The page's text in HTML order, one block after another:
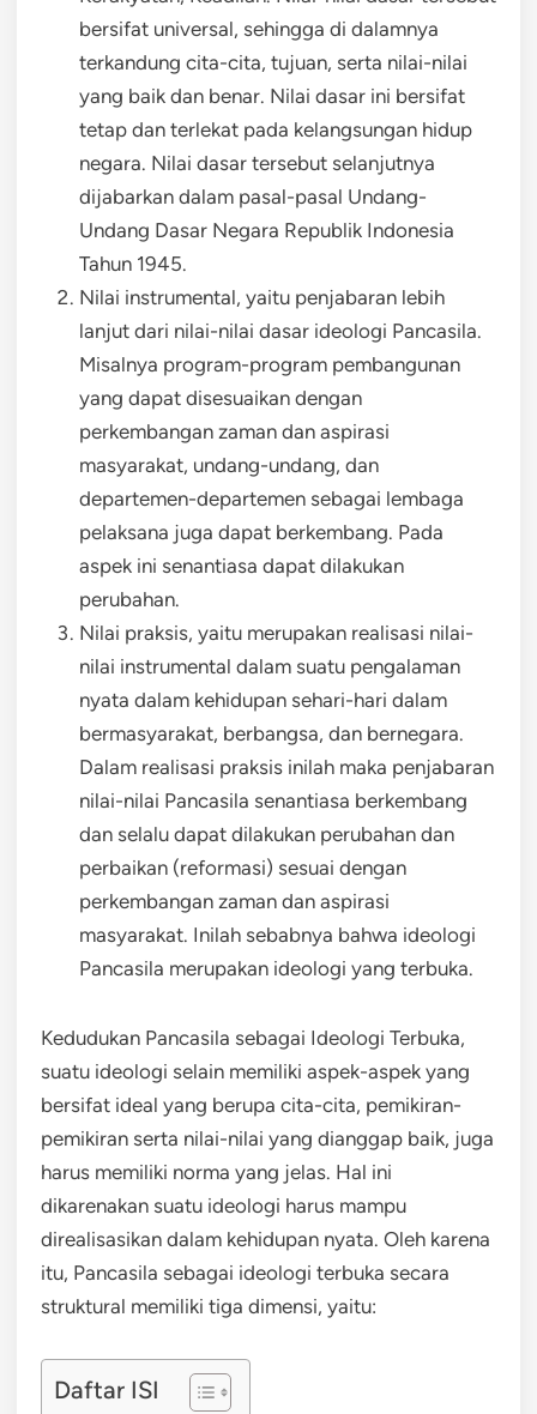
bersifat universal, sehingga di dalamnya
terkandung cita-cita, tujuan, serta nilai-nilai
yang baik dan benar. Nilai dasar ini bersifat
tetap dan terlekat pada kelangsungan hidup
negara. Nilai dasar tersebut selanjutnya
dijabarkan dalam pasal-pasal Undang-
Undang Dasar Negara Republik Indonesia
Tahun 1945.
Nilai instrumental, yaitu penjabaran lebih
lanjut dari nilai-nilai dasar ideologi Pancasila.
Misalnya program-program pembangunan
yang dapat disesuaikan dengan
perkembangan zaman dan aspirasi
masyarakat, undang-undang, dan
departemen-departemen sebagai lembaga
pelaksana juga dapat berkembang. Pada
aspek ini senantiasa dapat dilakukan
perubahan.
Nilai praksis, yaitu merupakan realisasi nilai-
nilai instrumental dalam suatu pengalaman
nyata dalam kehidupan sehari-hari dalam
bermasyarakat, berbangsa, dan bernegara.
Dalam realisasi praksis inilah maka penjabaran
nilai-nilai Pancasila senantiasa berkembang
dan selalu dapat dilakukan perubahan dan
perbaikan (reformasi) sesuai dengan
perkembangan zaman dan aspirasi
masyarakat. Inilah sebabnya bahwa ideologi
Pancasila merupakan ideologi yang terbuka.
Kedudukan Pancasila sebagai Ideologi Terbuka,
suatu ideologi selain memiliki aspek-aspek yang
bersifat ideal yang berupa cita-cita, pemikiran-
pemikiran serta nilai-nilai yang dianggap baik, juga
harus memiliki norma yang jelas. Hal ini
dikarenakan suatu ideologi harus mampu
direalisasikan dalam kehidupan nyata. Oleh karena
itu, Pancasila sebagai ideologi terbuka secara
struktural memiliki tiga dimensi, yaitu:
Daftar ISI